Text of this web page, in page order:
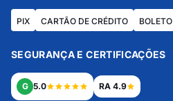
PIX CARTÃO DE CRÉDITO BOLETO
SEGURANÇA E CERTIFICAÇÕES
G 5.0 RA 4.9